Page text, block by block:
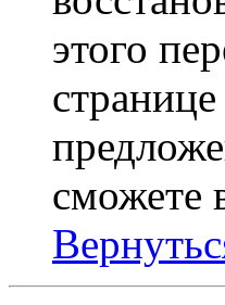
этого
сможете